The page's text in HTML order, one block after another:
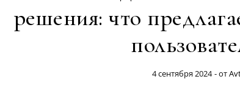
решения: что
4 сентября 2024 - от